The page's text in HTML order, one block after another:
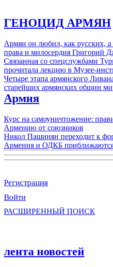
ГЕНОЦИД АРМЯН
Армян он любил, как русских, а
права и милосердия Григорий
Связанная со спецслужбами
прочитала лекцию в Музее-
Четыре этапа армянского
старейших армянских общин
Армия
Курс на самоуничтожение:
Армению от союзников
Никол Пашинян переходит к
Армения и ОДКБ приближаются
Регистрация
Войти
РАСШИРЕННЫЙ ПОИСК
лента новостей